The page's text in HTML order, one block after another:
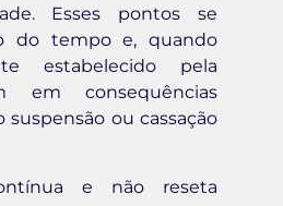
Esses pontos se
do tempo e, quando
estabelecido pela
em consequências
ou cassação
e não reseta